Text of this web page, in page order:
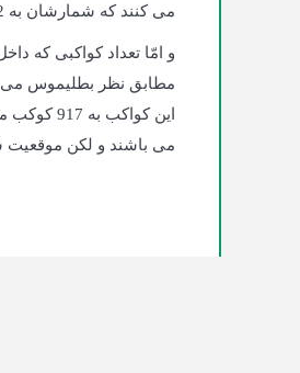
می کنند که شمارشان به 12 صورت می رسد.
می باشند و لکن